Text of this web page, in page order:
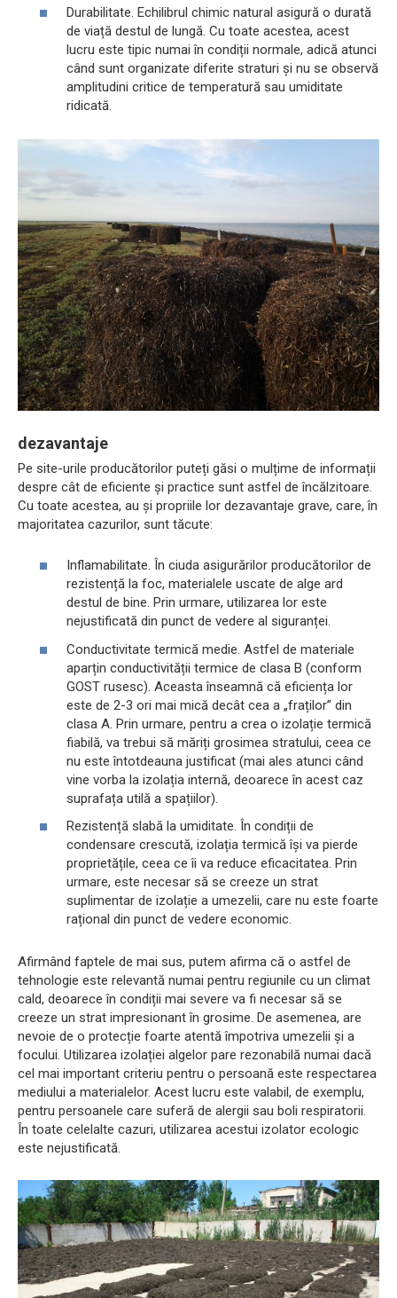
Durabilitate. Echilibrul chimic natural asigură o durată
de viață destul de lungă. Cu toate acestea, acest
lucru este tipic numai în condiții normale, adică atunci
când sunt organizate diferite straturi și nu se observă
amplitudini critice de temperatură sau umiditate
ridicată.
dezavantaje
Pe site-urile producătorilor puteți găsi o mulțime de informații
despre cât de eficiente și practice sunt astfel de încălzitoare.
Cu toate acestea, au și propriile lor dezavantaje grave, care, în
majoritatea cazurilor, sunt tăcute:
Inflamabilitate. În ciuda asigurărilor producătorilor de
rezistență la foc, materialele uscate de alge ard
destul de bine. Prin urmare, utilizarea lor este
nejustificată din punct de vedere al siguranței.
Conductivitate termică medie. Astfel de materiale
aparțin conductivității termice de clasa B (conform
GOST rusesc). Aceasta înseamnă că eficiența lor
este de 2-3 ori mai mică decât cea a „fraților” din
clasa A. Prin urmare, pentru a crea o izolație termică
fiabilă, va trebui să măriți grosimea stratului, ceea ce
nu este întotdeauna justificat (mai ales atunci când
vine vorba la izolația internă, deoarece în acest caz
suprafața utilă a spațiilor).
Rezistență slabă la umiditate. În condiții de
condensare crescută, izolația termică își va pierde
proprietățile, ceea ce îi va reduce eficacitatea. Prin
urmare, este necesar să se creeze un strat
suplimentar de izolație a umezelii, care nu este foarte
rațional din punct de vedere economic.
Afirmând faptele de mai sus, putem afirma că o astfel de
tehnologie este relevantă numai pentru regiunile cu un climat
cald, deoarece în condiții mai severe va fi necesar să se
creeze un strat impresionant în grosime. De asemenea, are
nevoie de o protecție foarte atentă împotriva umezelii și a
focului. Utilizarea izolației algelor pare rezonabilă numai dacă
cel mai important criteriu pentru o persoană este respectarea
mediului a materialelor. Acest lucru este valabil, de exemplu,
pentru persoanele care suferă de alergii sau boli respiratorii.
În toate celelalte cazuri, utilizarea acestui izolator ecologic
este nejustificată.